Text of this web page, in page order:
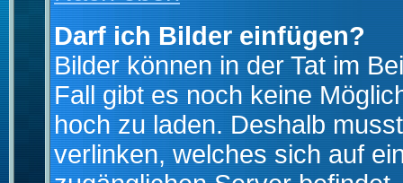
Darf ich Bilder einfügen?
Bilder können in der Tat im
Fall gibt es noch keine
hoch zu laden. Deshalb
verlinken, welches sich auf